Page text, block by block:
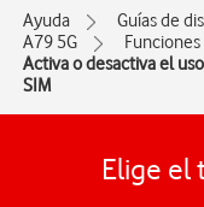
Ayuda Guías de
A79 5G
Activa o desactiva el
SIM
Elige el